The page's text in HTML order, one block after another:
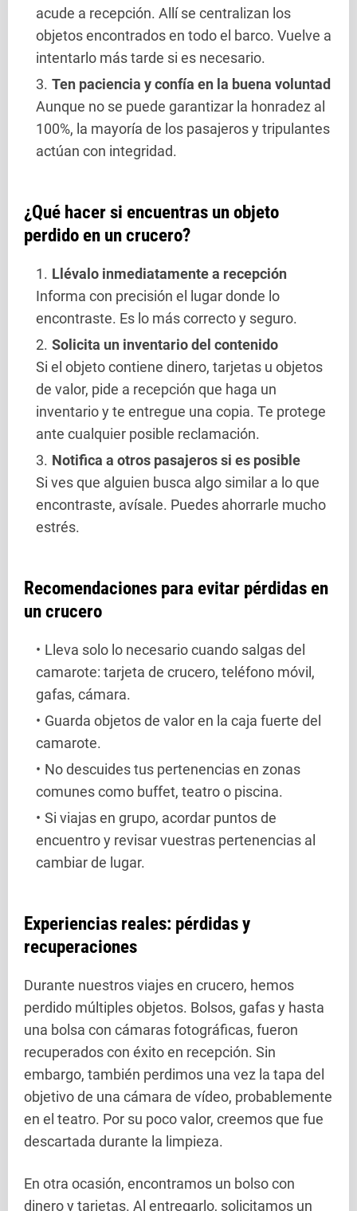
acude a recepción. Allí se centralizan los
objetos encontrados en todo el barco. Vuelve a
intentarlo más tarde si es necesario.
Ten paciencia y confía en la buena voluntad
Aunque no se puede garantizar la honradez al
100%, la mayoría de los pasajeros y tripulantes
actúan con integridad.
¿Qué hacer si encuentras un objeto
perdido en un crucero?
Llévalo inmediatamente a recepción
Informa con precisión el lugar donde lo
encontraste. Es lo más correcto y seguro.
Solicita un inventario del contenido
Si el objeto contiene dinero, tarjetas u objetos
de valor, pide a recepción que haga un
inventario y te entregue una copia. Te protege
ante cualquier posible reclamación.
Notifica a otros pasajeros si es posible
Si ves que alguien busca algo similar a lo que
encontraste, avísale. Puedes ahorrarle mucho
estrés.
Recomendaciones para evitar pérdidas en
un crucero
Lleva solo lo necesario cuando salgas del
camarote: tarjeta de crucero, teléfono móvil,
gafas, cámara.
Guarda objetos de valor en la caja fuerte del
camarote.
No descuides tus pertenencias en zonas
comunes como buffet, teatro o piscina.
Si viajas en grupo, acordar puntos de
encuentro y revisar vuestras pertenencias al
cambiar de lugar.
Experiencias reales: pérdidas y
recuperaciones
Durante nuestros viajes en crucero, hemos
perdido múltiples objetos. Bolsos, gafas y hasta
una bolsa con cámaras fotográficas, fueron
recuperados con éxito en recepción. Sin
embargo, también perdimos una vez la tapa del
objetivo de una cámara de vídeo, probablemente
en el teatro. Por su poco valor, creemos que fue
descartada durante la limpieza.
En otra ocasión, encontramos un bolso con
dinero y tarjetas. Al entregarlo, solicitamos un